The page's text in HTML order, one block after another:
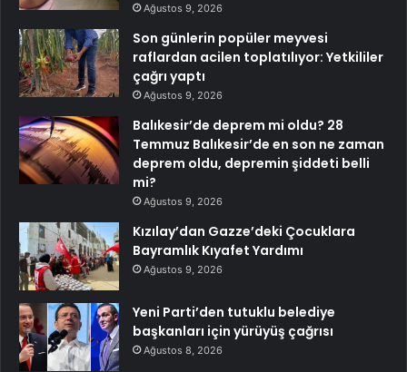
Ağustos 9, 2026
Son günlerin popüler meyvesi
raflardan acilen toplatılıyor: Yetkililer
çağrı yaptı
Ağustos 9, 2026
Balıkesir’de deprem mi oldu? 28
Temmuz Balıkesir’de en son ne zaman
deprem oldu, depremin şiddeti belli
mi?
Ağustos 9, 2026
Kızılay’dan Gazze’deki Çocuklara
Bayramlık Kıyafet Yardımı
Ağustos 9, 2026
Yeni Parti’den tutuklu belediye
başkanları için yürüyüş çağrısı
Ağustos 8, 2026